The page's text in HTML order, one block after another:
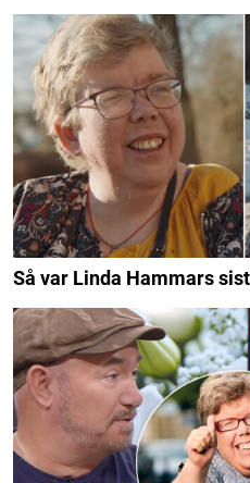
Så var Linda Hammars